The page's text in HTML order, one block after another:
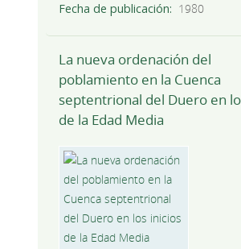
Fecha de publicación
1980
La nueva ordenación del
poblamiento en la Cuenca
septentrional del Duero en
de la Edad Media